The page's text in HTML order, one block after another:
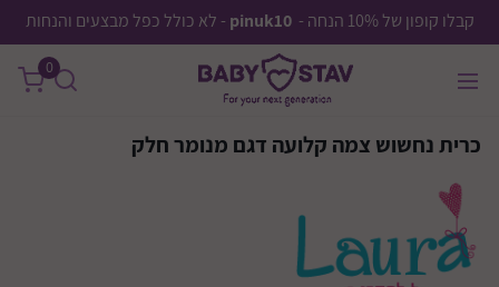
קבלו קופון של 10% הנחה - pinuk10 - לא כולל כפל מבצעים והנחות
0
כרית נחשוש צמה קלועה דגם מנומר חלק